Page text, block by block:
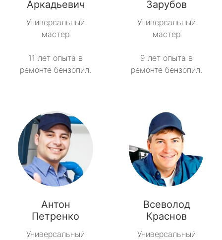
Аркадьевич
Универсальный
мастер
11 лет опыта в
ремонте бензопил.
Зарубов
Универсальный
мастер
9 лет опыта в
ремонте бензопил.
Антон
Петренко
Универсальный
Всеволод
Краснов
Универсальный